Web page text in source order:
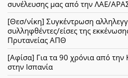
συνέλευσης μας από την ΛΑΕ/
[Θεσ/νίκη] Συγκέντρωση
συλληφθέντες/είσες της
Πρυτανείας ΑΠΘ
[Αφίσα] Για τα 90 χρόνια από την
στην Ισπανία